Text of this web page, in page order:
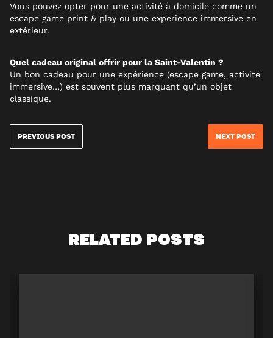
Vous pouvez opter pour une activité à domicile comme un
escape game print & play ou une expérience immersive en
extérieur.
Quel cadeau original offrir pour la Saint-Valentin ?
Un bon cadeau pour une expérience (escape game, activité
immersive…) est souvent plus marquant qu’un objet
classique.
PREVIOUS POST NEXT POST
RELATED POSTS